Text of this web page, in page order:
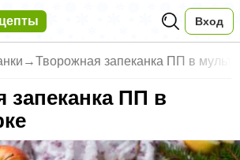
Вход
→Творожная запеканка ПП в
запеканка ПП в